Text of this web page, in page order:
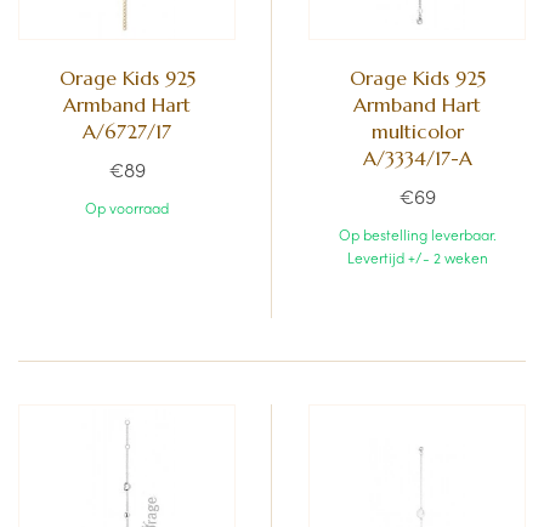
Orage Kids 925
Armband Hart
A/6727/17
€89
Op voorraad
Orage Kids 925
Armband Hart
multicolor
A/3334/17-A
€69
Op bestelling leverbaar.
Levertijd +/- 2 weken